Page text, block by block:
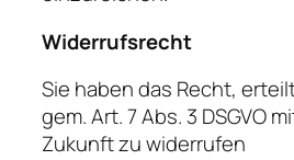
Widerrufsrecht
Sie haben das Recht,
gem. Art. 7 Abs. 3 DSGVO
Zukunft zu widerrufen